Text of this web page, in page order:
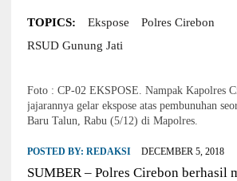
TOPICS: Ekspose
Polres Cirebon
RSUD Gunung Jati
Foto : CP-02 EKSPOSE. Nampak Kapolres
jajarannya gelar ekspose atas pembunuhan
Baru Talun, Rabu (5/12) di Mapolres.
POSTED BY: REDAKSI DECEMBER 5, 2018
SUMBER – Polres Cirebon berhasil